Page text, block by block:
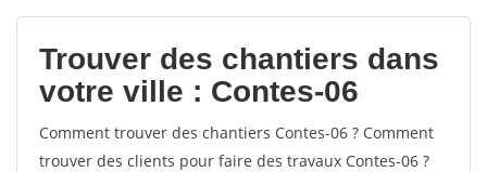
votes
Trouver des chantiers dans
votre ville : Contes-06
Comment trouver des chantiers Contes-06 ? Comment
trouver des clients pour faire des travaux Contes-06 ?